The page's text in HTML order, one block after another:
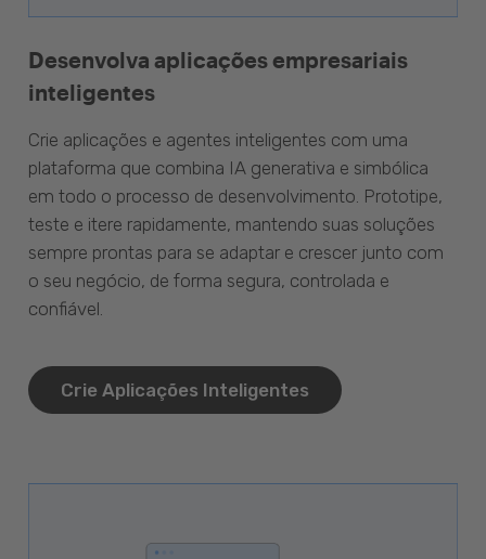
Desenvolva aplicações empresariais
inteligentes
Crie aplicações e agentes inteligentes com uma
plataforma que combina IA generativa e simbólica
em todo o processo de desenvolvimento. Prototipe,
teste e itere rapidamente, mantendo suas soluções
sempre prontas para se adaptar e crescer junto com
o seu negócio, de forma segura, controlada e
confiável.
Crie Aplicações Inteligentes